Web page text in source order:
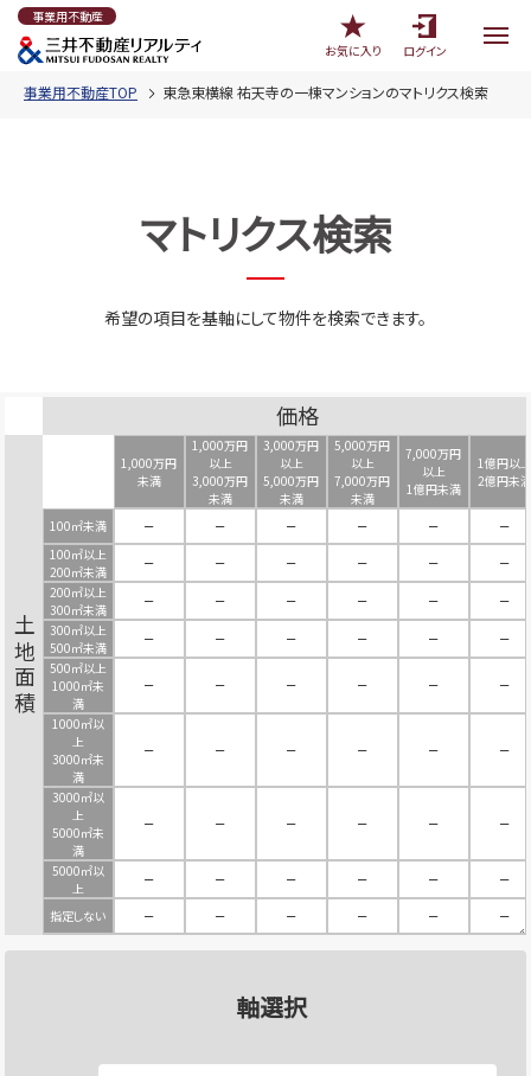
事業用不動産
お気に入り
ログイン
事業用不動産TOP 東急東横線 祐天寺の一棟マンションのマトリクス検索
マトリクス検索
希望の項目を基軸にして物件を検索できます。
価格
土地面積
1,000万円
未満
1,000万円
以上
3,000万円
未満
3,000万円
以上
5,000万円
未満
5,000万円
以上
7,000万円
未満
7,000万円
以上
1億円未満
1億円以上
2億円未満
100㎡未満 － － － － －
－
100㎡以上
200㎡未満
－ － － － －
－
200㎡以上
300㎡未満
－ － － － －
－
300㎡以上
500㎡未満
－ － － － －
－
500㎡以上
1000㎡未
満
－ － － － － －
1000㎡以
上
3000㎡未
満
－ － － － － －
3000㎡以
上
5000㎡未
満
－ － － － － －
5000㎡以
上
－ － － － － －
指定しない － － － － － －
軸選択